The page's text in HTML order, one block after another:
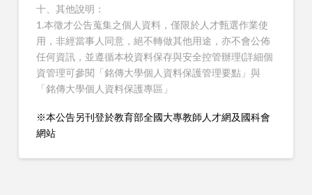
十、其他說明：
1.本徵才公告蒐集之個人資料，僅限於人才甄選作業使
用，非經當事人同意，絕不轉做其他用途，亦不會公佈
任何資訊，並遵循本校資料保存與安全控管辦理(詳細個
資管理可參閱「銘傳大學個人資料保護管理要點」與
「銘傳大學個人資料保護專區」
※本公告另刊登於教育部全國大專教師人才網及國科會
網站